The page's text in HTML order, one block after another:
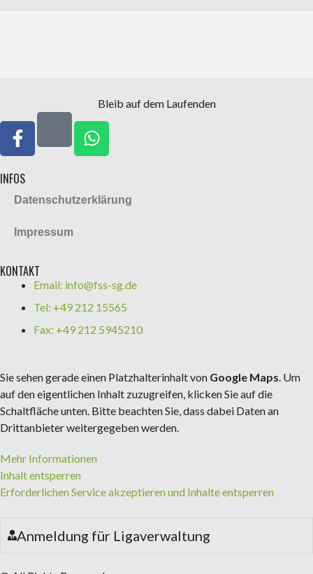
Bleib auf dem Laufenden
INFOS
Datenschutzerklärung
Impressum
KONTAKT
Email: info@fss-sg.de
Tel: +49 212 15565
Fax: +49 212 5945210
Sie sehen gerade einen Platzhalterinhalt von Google Maps . Um
auf den eigentlichen Inhalt zuzugreifen, klicken Sie auf die
Schaltfläche unten. Bitte beachten Sie, dass dabei Daten an
Drittanbieter weitergegeben werden.
Mehr Informationen
Inhalt entsperren
Erforderlichen Service akzeptieren und Inhalte entsperren
Anmeldung für Ligaverwaltung